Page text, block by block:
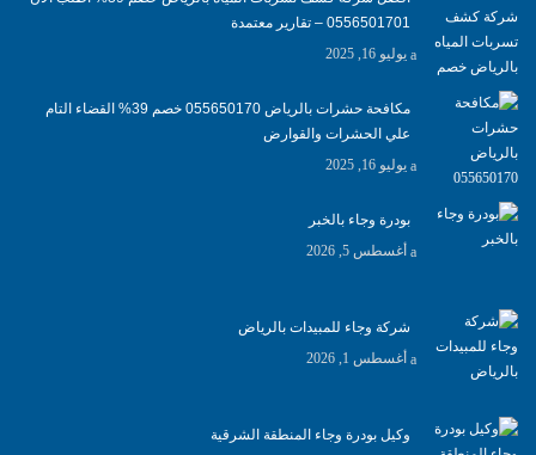
0556501701‬‏ – تقارير معتمدة
يوليو 16, 2025
مكافحة حشرات بالرياض 055650170 خصم 39% القضاء التام
علي الحشرات والقوارض
يوليو 16, 2025
بودرة وجاء بالخبر
أغسطس 5, 2026
شركة وجاء للمبيدات بالرياض
أغسطس 1, 2026
وكيل بودرة وجاء المنطقة الشرقية